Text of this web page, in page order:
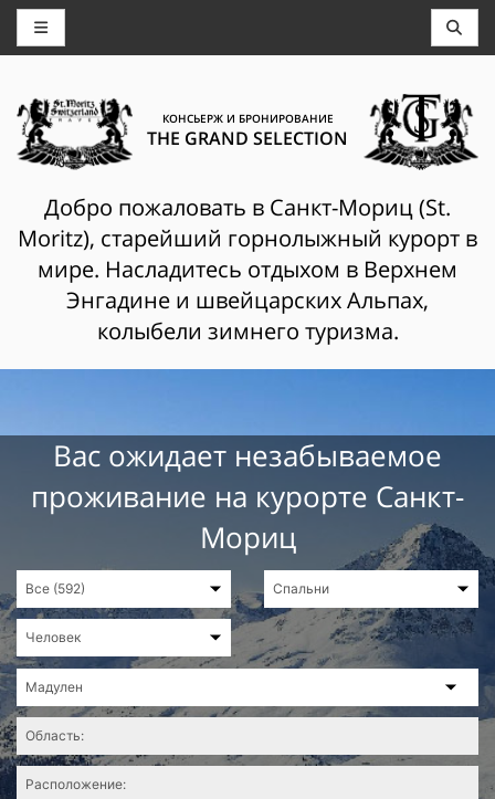
КОНСЬЕРЖ И БРОНИРОВАНИЕ
THE GRAND SELECTION
Добро пожаловать в Санкт-Мориц (St.
Moritz), старейший горнолыжный курорт в
мире. Насладитесь отдыхом в Верхнем
Энгадине и швейцарских Альпах,
колыбели зимнего туризма.
Вас ожидает незабываемое
проживание на курорте Санкт-
Мориц